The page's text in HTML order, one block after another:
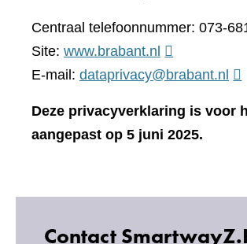
Centraal telefoonnummer: 073-
Site: www.brabant.nl (verwijst
naar
andere
E-mail: dataprivacy@brabant.nl
Deze privacyverklaring is voor
aangepast op 5 juni 2025.
Contact